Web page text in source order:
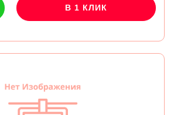
В 1 КЛИК